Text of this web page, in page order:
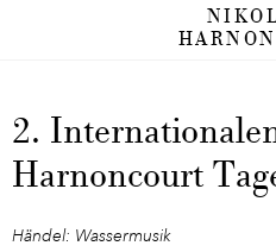
2.
Harnoncourt
Händel: Wassermusik